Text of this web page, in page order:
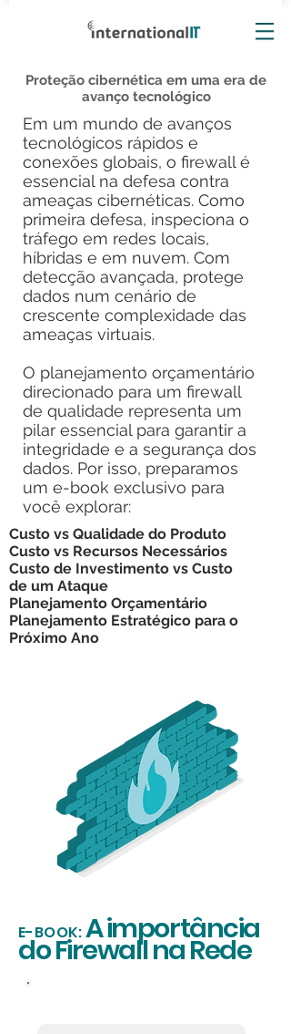
Proteção cibernética em uma era de
avanço tecnológico
Em um mundo de avanços
tecnológicos rápidos e
conexões globais, o firewall é
essencial na defesa contra
ameaças cibernéticas. Como
primeira defesa, inspeciona o
tráfego em redes locais,
híbridas e em nuvem. Com
detecção avançada, protege
dados num cenário de
crescente complexidade das
ameaças virtuais.
O planejamento orçamentário
direcionado para um firewall
de qualidade representa um
pilar essencial para garantir a
integridade e a segurança dos
dados. Por isso, preparamos
um e-book exclusivo para
você explorar:
Custo vs Qualidade do Produto
Custo vs Recursos Necessários
Custo de Investimento vs Custo
de um Ataque
Planejamento Orçamentário
Planejamento Estratégico para o
Próximo Ano
E-BOOK:A importância
do Firewall na Rede